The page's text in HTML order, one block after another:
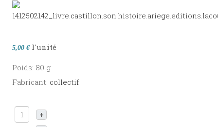
5,00 € l'unité
Poids: 80 g
Fabricant: collectif
+